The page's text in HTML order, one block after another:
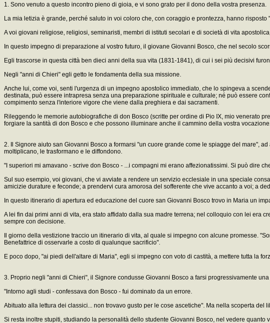
1. Sono venuto a questo incontro pieno di gioia, e vi sono grato per il dono della vostra presenza.
La mia letizia è grande, perché saluto in voi coloro che, con coraggio e prontezza, hanno
A voi giovani religiose, religiosi, seminaristi, membri di istituti secolari e di società di vita
In questo impegno di preparazione al vostro futuro, il giovane Giovanni Bosco, che nel secolo
Egli trascorse in questa città ben dieci anni della sua vita (1831-1841), di cui i sei più decisivi
Negli "anni di Chieri" egli getto le fondamenta della sua missione.
Anche lui, come voi, senti l'urgenza di un impegno apostolico immediato, che lo spingeva a
destinata, può essere intrapresa senza una preparazione spirituale e culturale; né può essere
compimento senza l'interiore vigore che viene dalla preghiera e dai sacramenti.
Rileggendo le memorie autobiografiche di don Bosco (scritte per ordine di Pio IX, mio venerato
forgiare la santità di don Bosco e che possono illuminare anche il cammino della vostra vocazione.
2. Il Signore aiuto san Giovanni Bosco a formarsi "un cuore grande come le spiagge del mare",
moltiplicano, le trasformano e le diffondono.
"I superiori mi amavano - scrive don Bosco - ...i compagni mi erano affezionatissimi. Si può dire
Sul suo esempio, voi giovani, che vi avviate a rendere un servizio ecclesiale in una speciale
amicizie durature e feconde; a prendervi cura amorosa del sofferente che vive accanto a voi; a
In questo itinerario di apertura ed educazione del cuore san Giovanni Bosco trovo in Maria un
A lei fin dai primi anni di vita, era stato affidato dalla sua madre terrena; nel colloquio con lei
sempre con decisione.
Il giorno della vestizione traccio un itinerario di vita, al quale si impegno con alcune promesse.
Benefattrice di osservarle a costo di qualunque sacrificio".
E poco dopo, "ai piedi dell'altare di Maria", egli si impegno con voto di castità, a mettere tutta la
3. Proprio negli "anni di Chieri", il Signore condusse Giovanni Bosco a farsi progressivamente
"Intorno agli studi - confessava don Bosco - fui dominato da un errore.
Abituato alla lettura dei classici... non trovavo gusto per le cose ascetiche". Ma nella scoperta
Si resta inoltre stupiti, studiando la personalità dello studente Giovanni Bosco, nel vedere